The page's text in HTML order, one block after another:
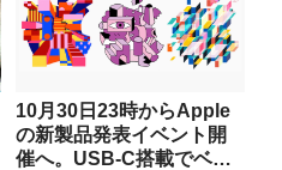
10月30日23時からApple
の新製品発表イベント開
催へ。USB-C搭載でベゼ